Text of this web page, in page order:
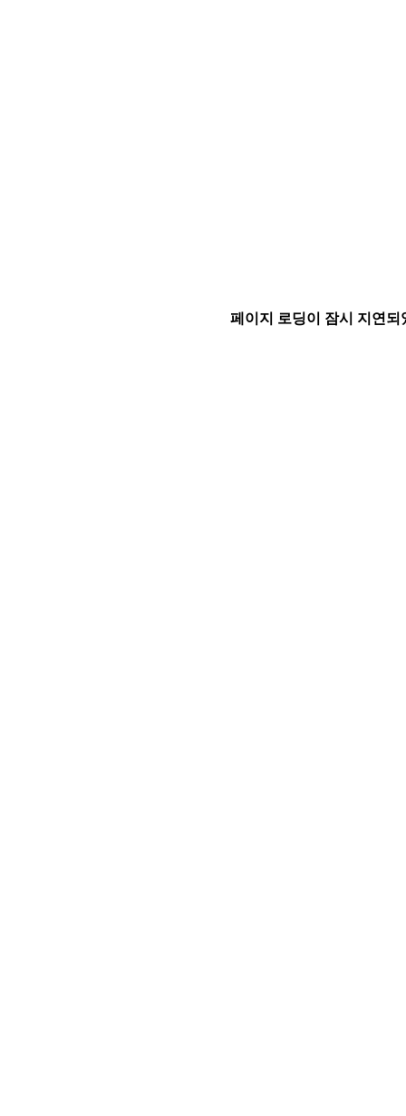
페이지 로딩이 잠시 지연